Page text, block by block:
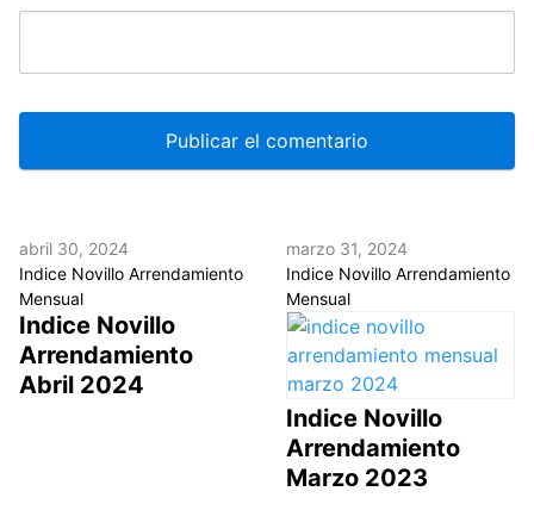
abril 30, 2024
Indice Novillo Arrendamiento
Mensual
Indice Novillo
Arrendamiento
Abril 2024
marzo 31, 2024
Indice Novillo Arrendamiento
Mensual
Indice Novillo
Arrendamiento
Marzo 2023